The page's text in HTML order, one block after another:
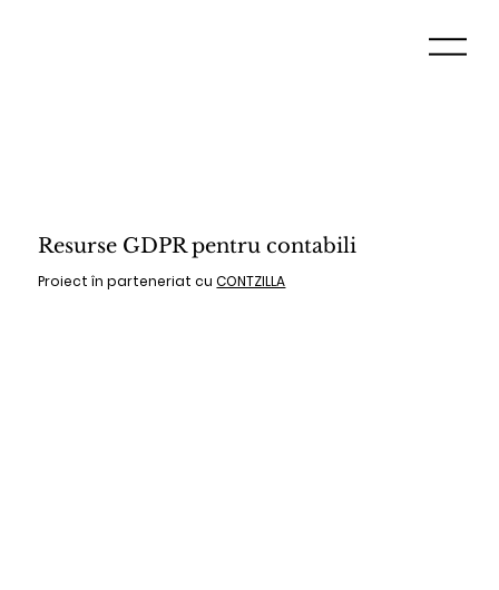
Resurse GDPR pentru contabili
Proiect în parteneriat cuCONTZILLA